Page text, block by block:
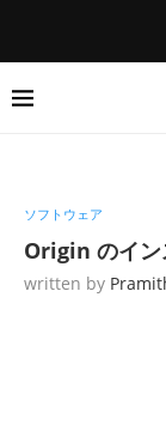
ソフトウェア
Origin のイン
written by